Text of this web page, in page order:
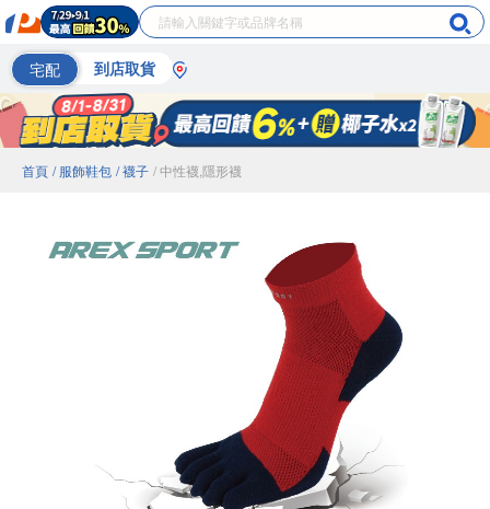
宅配 到店取貨
首頁 / 服飾鞋包 / 襪子 / 中性襪,隱形襪